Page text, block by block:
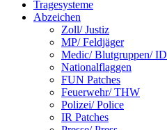
Tragesysteme
Abzeichen
Zoll/ Justiz
MP/ Feldjäger
Medic/ Blutgruppen/ ID
Nationalflaggen
FUN Patches
Feuerwehr/ THW
Polizei/ Police
IR Patches